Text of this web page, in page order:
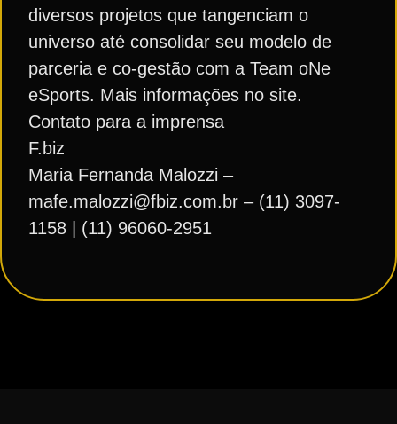
diversos projetos que tangenciam o
universo até consolidar seu modelo de
parceria e co-gestão com a Team oNe
eSports. Mais informações no site.
Contato para a imprensa
F.biz
Maria Fernanda Malozzi –
mafe.malozzi@fbiz.com.br – (11) 3097-
1158 | (11) 96060-2951